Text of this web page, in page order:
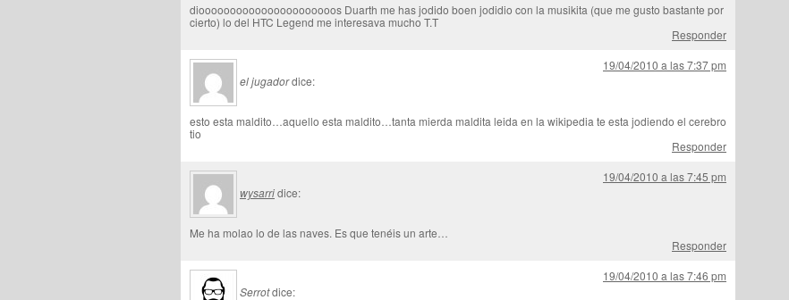
dioooooooooooooooooooooos Duarth me has jodido boen jodidio con la musikita (que me gusto bastante por
cierto) lo del HTC Legend me interesava mucho T.T
Responder
el jugadordice:
19/04/2010 a las 7:37 pm
esto esta maldito…aquello esta maldito…tanta mierda maldita leida en la wikipedia te esta jodiendo el cerebro
tio
Responder
wysarridice:
19/04/2010 a las 7:45 pm
Me ha molao lo de las naves. Es que tenéis un arte…
Responder
Serrotdice:
19/04/2010 a las 7:46 pm